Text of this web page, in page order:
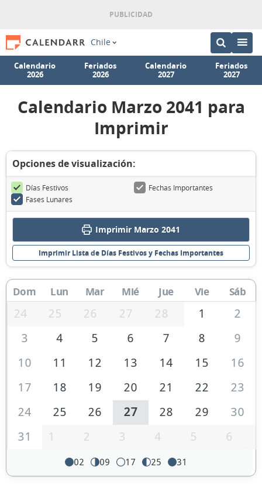
Chile
Calendario
2026
Feriados
2026
Calendario
2027
Feriados
2027
Calendario Marzo 2041 para
Imprimir
Opciones de visualización:
Días Festivos
Fechas Importantes
Fases Lunares
Imprimir Marzo 2041
Imprimir Lista de Días Festivos y Fechas Importantes
Dom Lun Mar Mié Jue Vie Sáb
24 25 26 27 28 1
2
3
4 5 6 7 8
9
10
11 12 13 14 15
16
17
18 19 20 21 22
23
24
25 26 27 28 29
30
31
1 2 3 4 5 6
02 09 17 25 31